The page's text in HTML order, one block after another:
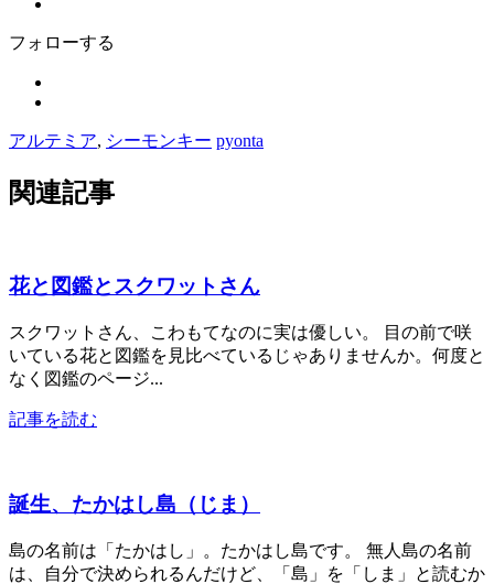
フォローする
アルテミア, シーモンキー pyonta
関連記事
花と図鑑とスクワットさん
スクワットさん、こわもてなのに実は優しい。 目の前で咲
いている花と図鑑を見比べているじゃありませんか。何度と
なく図鑑のページ...
記事を読む
誕生、たかはし島（じま）
島の名前は「たかはし」。たかはし島です。 無人島の名前
は、自分で決められるんだけど、「島」を「しま」と読むか